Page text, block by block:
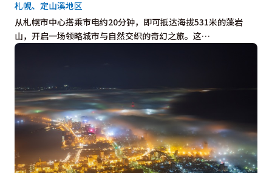
从札幌市中心搭乘市电约20分钟，即可抵达海拔531米的藻岩
山，开启一场领略城市与自然交织的奇幻之旅。这…
札幌、定山溪地区